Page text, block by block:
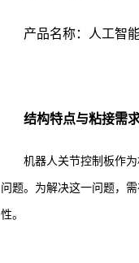
产品名称：人工智
结构特点与粘接需求
机器人关节控制板作
问题。为解决这一问题，
性。